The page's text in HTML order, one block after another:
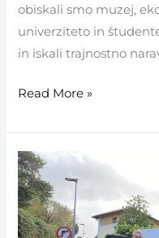
obiskali smo muzej,
univerziteto in
in iskali trajnostno
Read More »
Erasmus+
dejavnosti